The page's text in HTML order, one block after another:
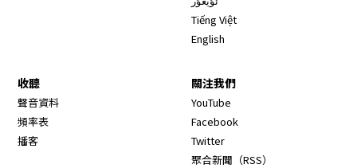
Tiếng Việt
English
收聽
聲音資料
頻率表
播客
關注我們
YouTube
Facebook
Twitter
聚合新聞（RSS）